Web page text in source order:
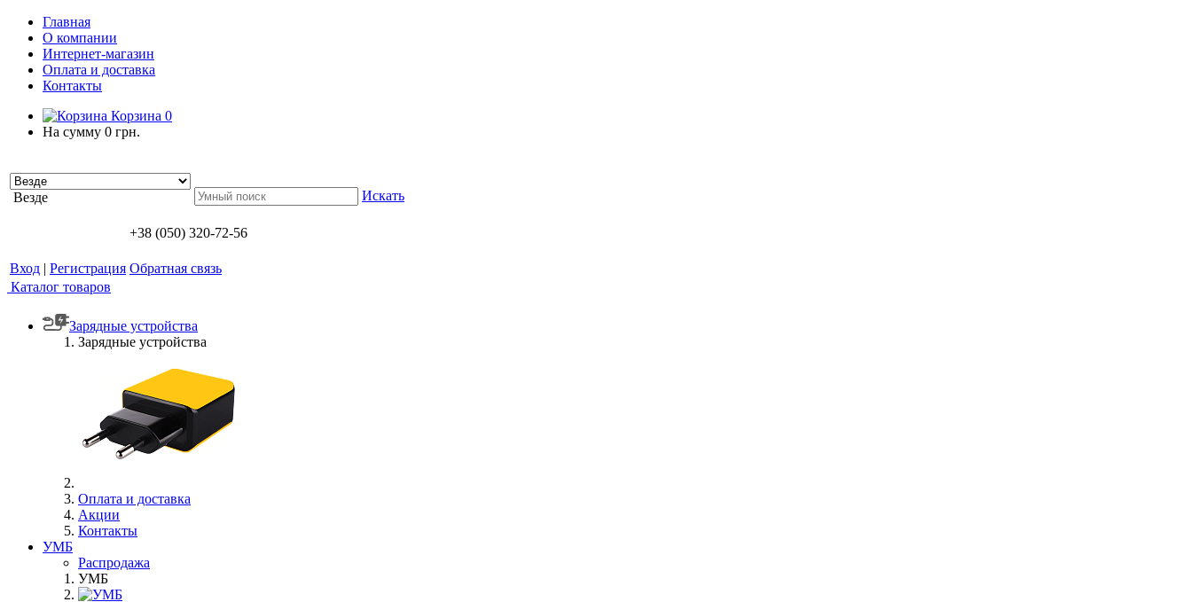
Главная
О компании
Интернет-магазин
Оплата и доставка
Контакты
Корзина 0
На сумму 0 грн.
Везде Искать
+38 (050) 320-72-56
Вход | Регистрация Обратная связь
Каталог товаров
Зарядные устройства
Зарядные устройства
Оплата и доставка
Акции
Контакты
УМБ
Распродажа
УМБ